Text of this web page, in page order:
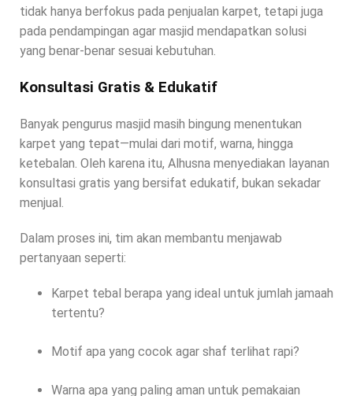
tidak hanya berfokus pada penjualan karpet, tetapi juga
pada pendampingan agar masjid mendapatkan solusi
yang benar-benar sesuai kebutuhan.
Konsultasi Gratis & Edukatif
Banyak pengurus masjid masih bingung menentukan
karpet yang tepat—mulai dari motif, warna, hingga
ketebalan. Oleh karena itu, Alhusna menyediakan layanan
konsultasi gratis yang bersifat edukatif, bukan sekadar
menjual.
Dalam proses ini, tim akan membantu menjawab
pertanyaan seperti:
Karpet tebal berapa yang ideal untuk jumlah jamaah
tertentu?
Motif apa yang cocok agar shaf terlihat rapi?
Warna apa yang paling aman untuk pemakaian